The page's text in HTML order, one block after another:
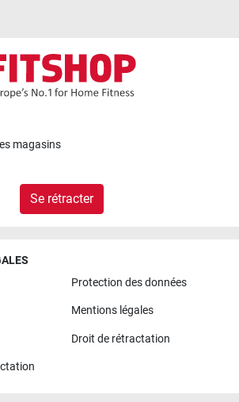
magasins
Se rétracter
Protection des données
Mentions légales
Droit de rétractation